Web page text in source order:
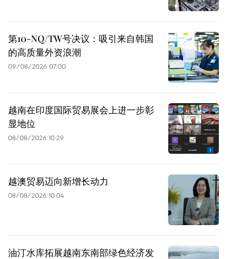
第10-NQ/TW号决议：吸引来自韩国
的高质量外资浪潮
09/08/2026 07:00
越南在印度国际贸易展会上进一步彰
显地位
08/08/2026 10:29
越澳贸易迈向新增长动力
08/08/2026 10:04
油汀水库拓展越南东南部绿色经济发